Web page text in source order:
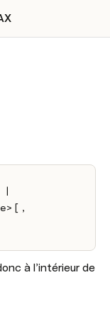
|
à l’intérieur de